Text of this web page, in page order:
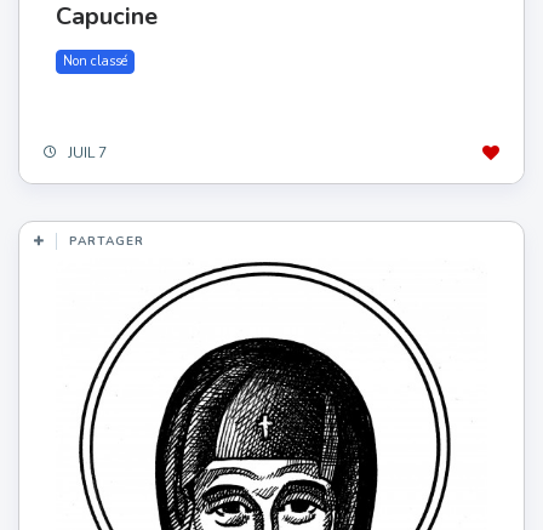
Capucine
Non classé
JUIL 7
PARTAGER